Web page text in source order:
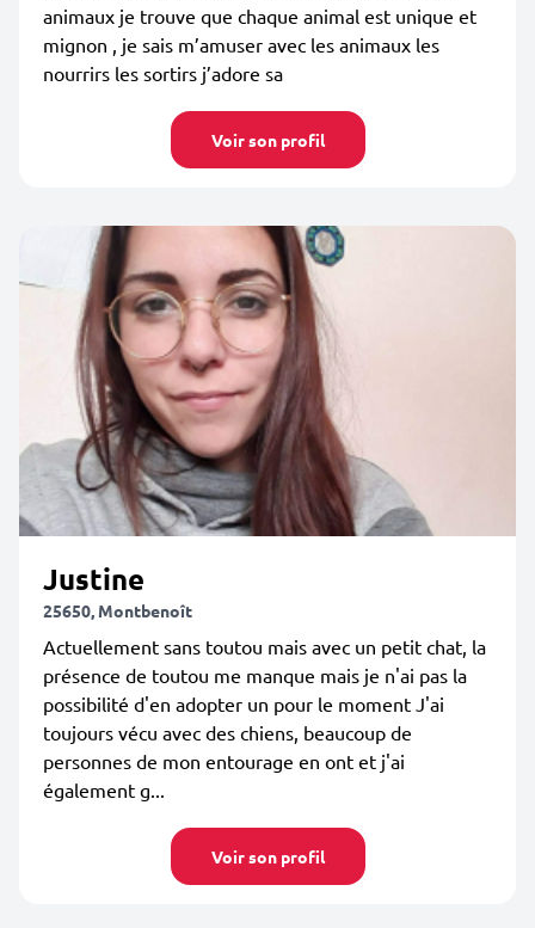
animaux je trouve que chaque animal est unique et
mignon , je sais m’amuser avec les animaux les
nourrirs les sortirs j’adore sa
Voir son profil
Justine
25650, Montbenoît
Actuellement sans toutou mais avec un petit chat, la
présence de toutou me manque mais je n'ai pas la
possibilité d'en adopter un pour le moment J'ai
toujours vécu avec des chiens, beaucoup de
personnes de mon entourage en ont et j'ai
également g...
Voir son profil